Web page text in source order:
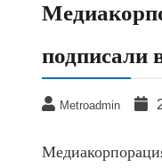
подписали
Metroadmin